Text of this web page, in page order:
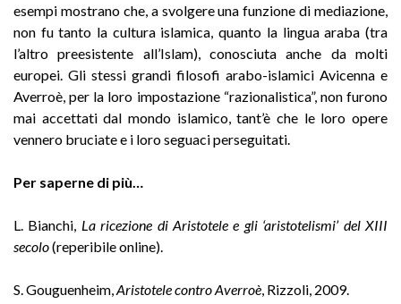
esempi mostrano che, a svolgere una funzione di mediazione,
non fu tanto la cultura islamica, quanto la lingua araba (tra
l’altro preesistente all’Islam), conosciuta anche da molti
europei. Gli stessi grandi filosofi arabo-islamici Avicenna e
Averroè, per la loro impostazione “razionalistica”, non furono
mai accettati dal mondo islamico, tant’è che le loro opere
vennero bruciate e i loro seguaci perseguitati.
Per saperne di più…
L. Bianchi, La ricezione di Aristotele e gli ‘aristotelismi’ del XIII
secolo(reperibile online).
S. Gouguenheim, Aristotele contro Averroè , Rizzoli, 2009.